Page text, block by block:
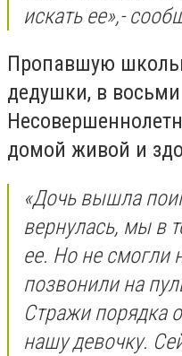
искать ее»,-
Пропавшую
дедушки, в
домой живой и
«Дочь вышла
вернулась, мы в
ее. Но не смогли
позвонили на
Стражи порядка
нашу девочку.